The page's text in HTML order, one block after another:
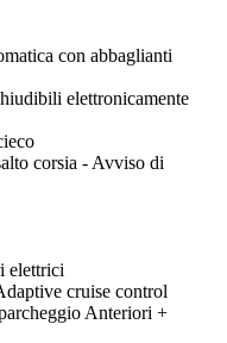
con abbaglianti
elettronicamente
corsia - Avviso di
elettrici
cruise control
Anteriori +